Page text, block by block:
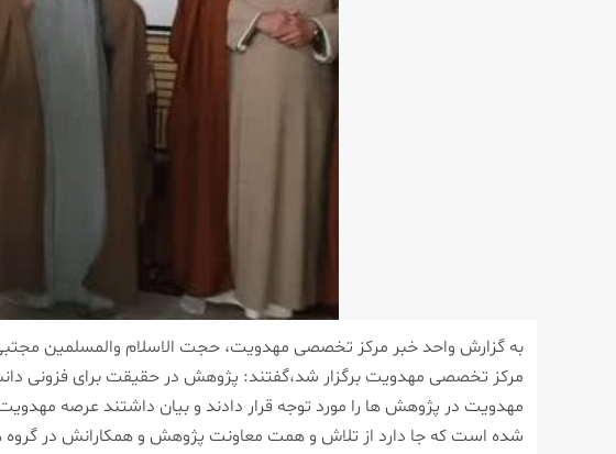
مرکز تخصصی مهدویت برگزار شد،گفتند: پژوهش در حقیقت برای فزونی
مهدویت در پژوهش ها را مورد توجه قرار دادند و بیان داشتند عرصه
شده است که جا دارد از تلاش و همت معاونت پژوهش و همکارانش در